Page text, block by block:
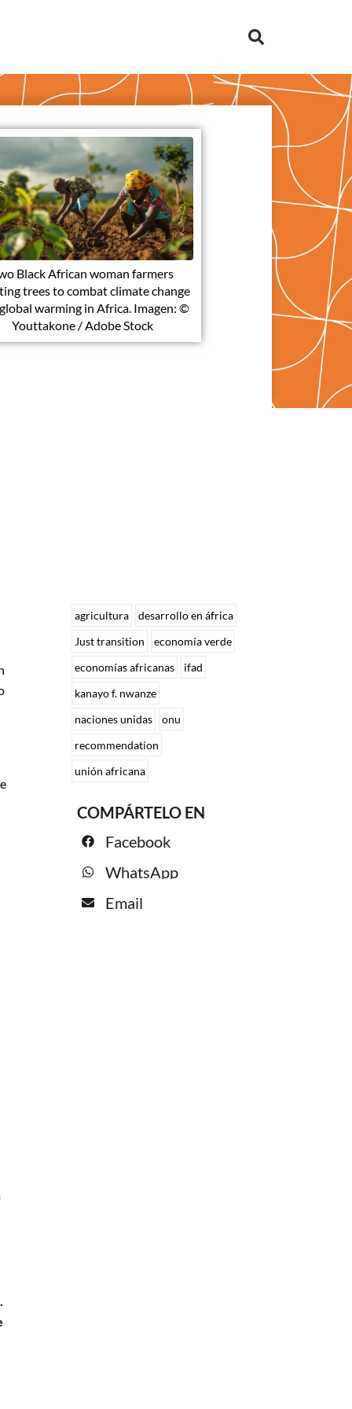
Black African woman farmers
trees to combat climate change
warming in Africa. Imagen: ©
Youttakone / Adobe Stock
agricultura
desarrollo en áfrica
Just transition
economía verde
economías africanas
ifad
kanayo f. nwanze
naciones unidas
onu
recommendation
unión africana
COMPÁRTELO EN
Facebook
WhatsApp
Email